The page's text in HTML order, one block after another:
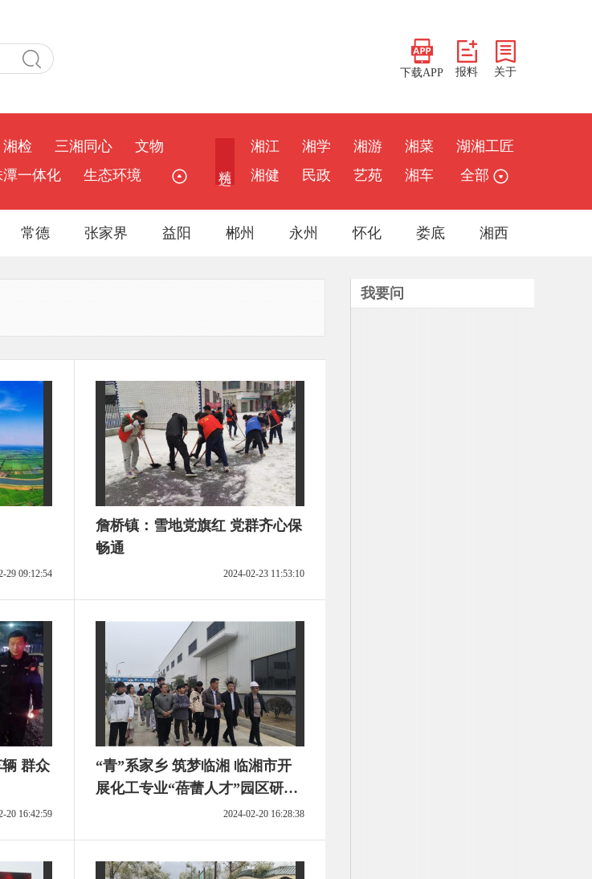
下载APP 报料 关于
湘检 三湘同心
文物
潭一体化 生态环境
湘江 湘学 湘游 湘菜
湖湘工匠
湘健
民政 艺苑 湘车 全部
常德 张家界 益阳 郴州 永州 怀化 娄底 湘西
29 09:12:54
詹桥镇：雪地党旗红 党群齐心保
畅通
2024-02-23 11:53:10
群众
20 16:42:59
“青”系家乡 筑梦临湘 临湘市开
展化工专业“蓓蕾人才”园区研学
2024-02-20 16:28:38
我要问